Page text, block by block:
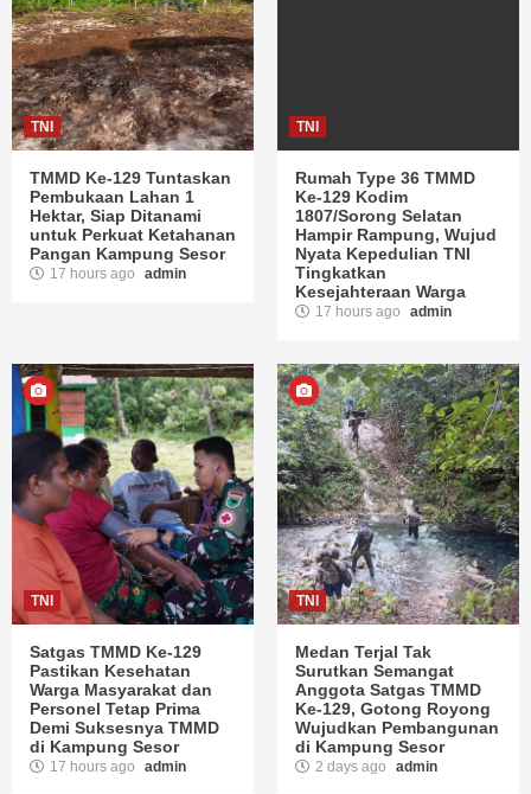
TNI
TMMD Ke-129 Tuntaskan
Pembukaan Lahan 1
Hektar, Siap Ditanami
untuk Perkuat Ketahanan
Pangan Kampung Sesor
17 hours ago admin
TNI
Rumah Type 36 TMMD
Ke-129 Kodim
1807/Sorong Selatan
Hampir Rampung, Wujud
Nyata Kepedulian TNI
Tingkatkan
Kesejahteraan Warga
17 hours ago admin
TNI
Satgas TMMD Ke-129
Pastikan Kesehatan
Warga Masyarakat dan
Personel Tetap Prima
Demi Suksesnya TMMD
di Kampung Sesor
17 hours ago admin
TNI
Medan Terjal Tak
Surutkan Semangat
Anggota Satgas TMMD
Ke-129, Gotong Royong
Wujudkan Pembangunan
di Kampung Sesor
2 days ago admin